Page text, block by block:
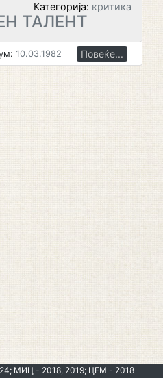
Категорија: критика
ТАЛЕНТ
10.03.1982 Повеќе...
МИЦ - 2018, 2019; ЦЕМ - 2018